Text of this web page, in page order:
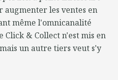
les ventes en
même l'omnicanalité
Click & Collect n'est mis en
un autre tiers veut s'y